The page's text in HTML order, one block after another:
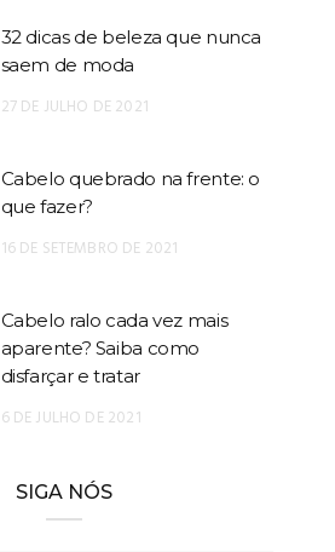
32 dicas de beleza que nunca
saem de moda
27 DE JULHO DE 2021
Cabelo quebrado na frente: o
que fazer?
16 DE SETEMBRO DE 2021
Cabelo ralo cada vez mais
aparente? Saiba como
disfarçar e tratar
6 DE JULHO DE 2021
SIGA NÓS